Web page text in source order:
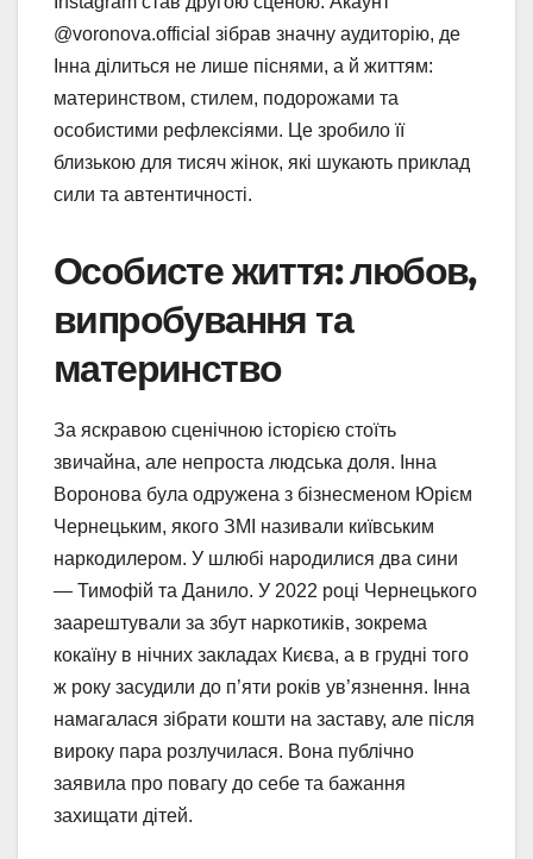
@voronova.official зібрав значну аудиторію, де
Інна ділиться не лише піснями, а й життям:
материнством, стилем, подорожами та
особистими рефлексіями. Це зробило її
близькою для тисяч жінок, які шукають приклад
сили та автентичності.
Особисте життя: любов,
випробування та
материнство
За яскравою сценічною історією стоїть
звичайна, але непроста людська доля. Інна
Воронова була одружена з бізнесменом Юрієм
Чернецьким, якого ЗМІ називали київським
наркодилером. У шлюбі народилися два сини
— Тимофій та Данило. У 2022 році Чернецького
заарештували за збут наркотиків, зокрема
кокаїну в нічних закладах Києва, а в грудні того
ж року засудили до п’яти років ув’язнення. Інна
намагалася зібрати кошти на заставу, але після
вироку пара розлучилася. Вона публічно
заявила про повагу до себе та бажання
захищати дітей.